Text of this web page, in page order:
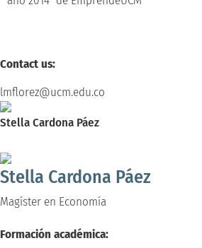
Contact us:
lmflorez@ucm.edu.co
Stella Cardona Páez
Stella Cardona Páez
Magíster en Economía
Formación académica: